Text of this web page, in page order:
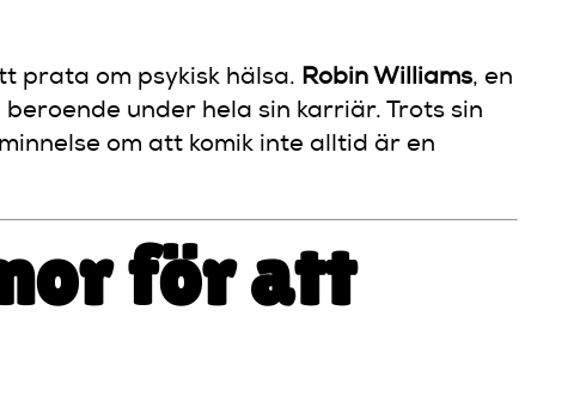
prata om psykisk hälsa. Robin Williams, en
under hela sin karriär. Trots sin
om att komik inte alltid är en
för att